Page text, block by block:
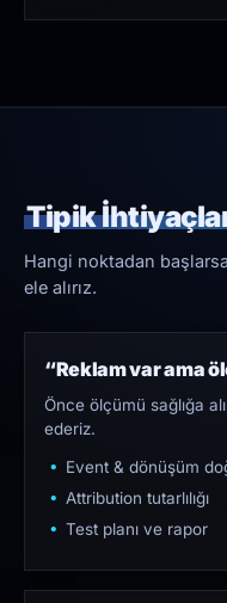
Tipik
Hangi noktadan
ele alırız.
“Reklam var ama
Önce ölçümü sağlığa
ederiz.
Event & dönüşüm
Attribution tutarlılığı
Test planı ve rapor